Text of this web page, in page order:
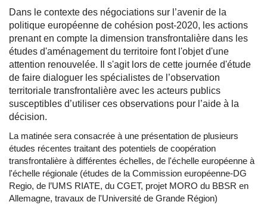
Dans le contexte des négociations sur l’avenir de la
politique européenne de cohésion post-2020, les actions
prenant en compte la dimension transfrontalière dans les
études d'aménagement du territoire font l'objet d'une
attention renouvelée. Il s'agit lors de cette journée d'étude
de faire dialoguer les spécialistes de l’observation
territoriale transfrontalière avec les acteurs publics
susceptibles d’utiliser ces observations pour l’aide à la
décision.
La matinée sera consacrée à une présentation de plusieurs
études récentes traitant des potentiels de coopération
transfrontalière à différentes échelles, de l'échelle européenne à
l'échelle régionale (études de la Commission européenne-DG
Regio, de l’UMS RIATE, du CGET, projet MORO du BBSR en
Allemagne, travaux de l'Université de Grande Région)